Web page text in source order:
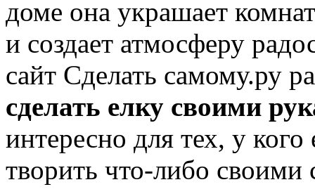
доме она украшает
и создает атмосферу
сайт Сделать самому.ру
сделать елку своими
интересно для тех, у
творить что-либо своими